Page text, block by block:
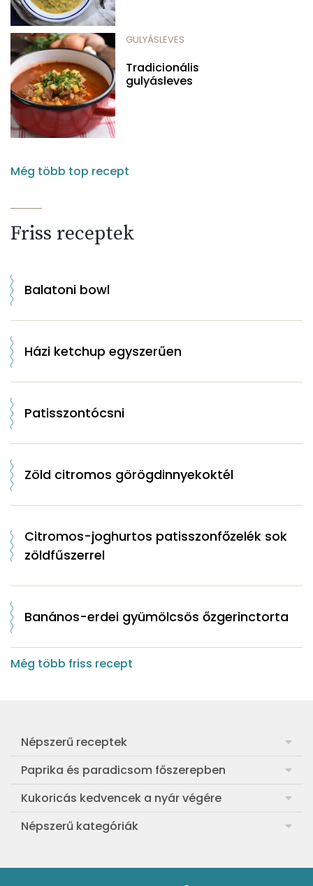
GULYÁSLEVES
Tradicionális
gulyásleves
Még több top recept
Friss receptek
Balatoni bowl
Házi ketchup egyszerűen
Patisszontócsni
Zöld citromos görögdinnyekoktél
Citromos-joghurtos patisszonfőzelék sok
zöldfűszerrel
Banános-erdei gyümölcsös őzgerinctorta
Még több friss recept
Népszerű receptek
Frankfurti leves
Egyszerű muffin
Aranygaluska
Egyszerű krumplifőzelék
Paprika és paradicsom főszerepben
Pan con Tomate
Paradicsom és paprika eltevése télre
Paradicsomos húsgombóc
Kukoricás kedvencek a nyár végére
Legfinomabb főtt kukorica
Bang bang kukorica
Népszerű kategóriák